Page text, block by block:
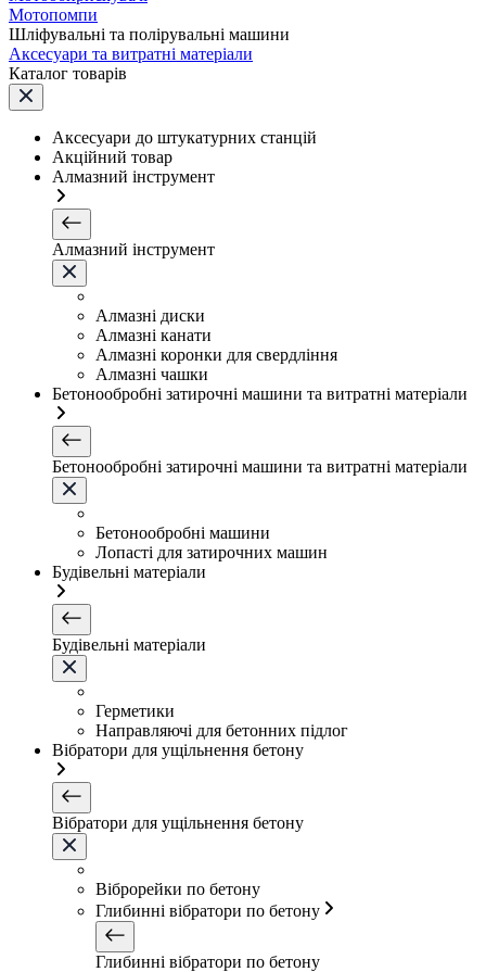
Мотопомпи
Шліфувальні та полірувальні машини
Аксесуари та витратні матеріали
Каталог товарів
Аксесуари до штукатурних станцій
Акційний товар
Алмазний інструмент
Алмазний інструмент
Алмазні диски
Алмазні канати
Алмазні коронки для свердління
Алмазні чашки
Бетонообробні затирочні машини та витратні матеріали
Бетонообробні затирочні машини та витратні матеріали
Бетонообробні машини
Лопасті для затирочних машин
Будівельні матеріали
Будівельні матеріали
Герметики
Направляючі для бетонних підлог
Вібратори для ущільнення бетону
Вібратори для ущільнення бетону
Віброрейки по бетону
Глибинні вібратори по бетону
Глибинні вібратори по бетону